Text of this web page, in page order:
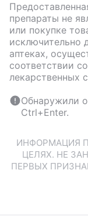
препараты не
или покупке
исключительно
аптеках,
соответствии
лекарственных
Обнаружили
Ctrl+Enter.
ИНФОРМАЦИЯ
ЦЕЛЯХ. НЕ
ПЕРВЫХ